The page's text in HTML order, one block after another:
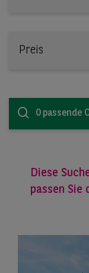
Preis
0 passende
Diese
passen Sie